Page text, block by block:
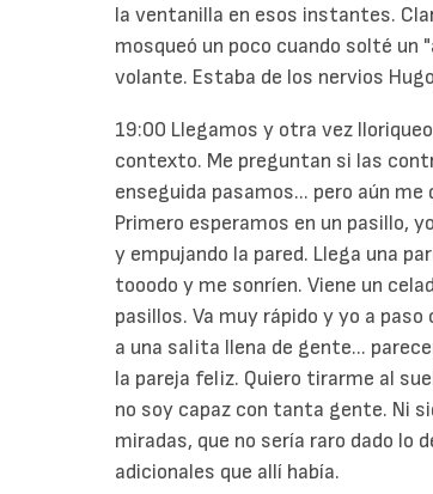
la ventanilla en esos instantes.
mosqueó un poco cuando solté un
volante. Estaba de los nervios
19:00 Llegamos y otra vez
contexto. Me preguntan si las
enseguida pasamos... pero aún
Primero esperamos en un pasillo,
y empujando la pared. Llega una
tooodo y me sonríen. Viene un
pasillos. Va muy rápido y yo a
a una salita llena de gente...
la pareja feliz. Quiero tirarme al
no soy capaz con tanta gente. Ni
miradas, que no sería raro dado lo
adicionales que allí había.